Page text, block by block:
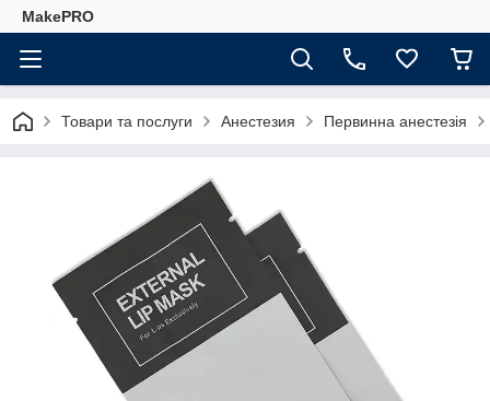
MakePRO
Товари та послуги Анестезия Первинна анестезія